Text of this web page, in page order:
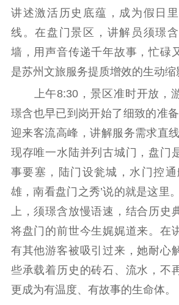
哲学社科
社科强省 工作通知
江苏文脉
资
新闻宣传
文化文艺
精品生产 文化惠民
文化交流
体制改革
紫金文化艺术节
品牌活动
精神文明
文明创建 文明实践
讲述激活历史底蕴，成为假日
线。在盘门景区，讲解员须璟
墙，用声音传递千年故事，忙碌
是苏州文旅服务提质增效的生动缩
上午8:30，景区准时开放，
璟含也早已到岗开始了细致的准
迎来客流高峰，讲解服务需求直
现存唯一水陆并列古城门，盘门
事要塞，陆门设瓮城，水门控通
雄，南看盘门之秀’说的就是这里
上，须璟含放慢语速，结合历史
将盘门的前世今生娓娓道来。在
有其他游客被吸引过来，她耐心
些承载着历史的砖石、流水，不
更成为有温度、有故事的生命体。